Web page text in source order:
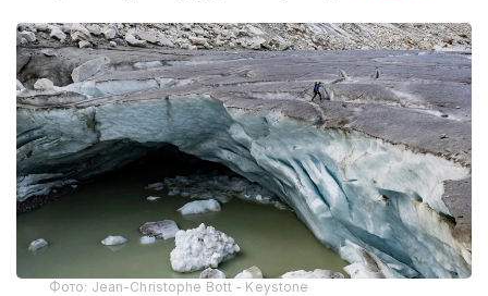
Фото: Jean-Christophe Bott - Keystone